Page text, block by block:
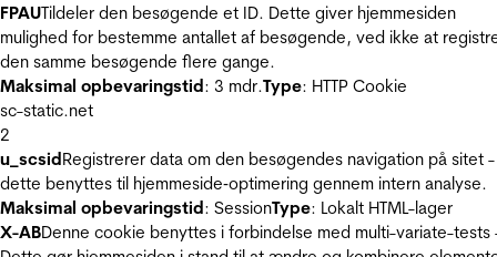
FPAUTildeler den besøgende et ID. Dette giver hjemmesiden
mulighed for bestemme antallet af besøgende, ved ikke at
den samme besøgende flere gange.
Maksimal opbevaringstid: 3 mdr.Type: HTTP Cookie
sc-static.net
2
u_scsidRegistrerer data om den besøgendes navigation på sitet -
dette benyttes til hjemmeside‐optimering gennem intern analyse.
Maksimal opbevaringstid: SessionType: Lokalt HTML-lager
X-ABDenne cookie benyttes i forbindelse med multi-variate-tests